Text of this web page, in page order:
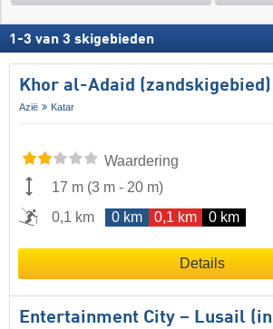
1 -3 van 3 skigebieden
Khor al-Adaid (zandskigebied)
Azië Katar
Waardering
17 m (3 m - 20 m)
0,1 km
0 km 0,1 km 0 km
Details
Entertainment City – Lusail (in